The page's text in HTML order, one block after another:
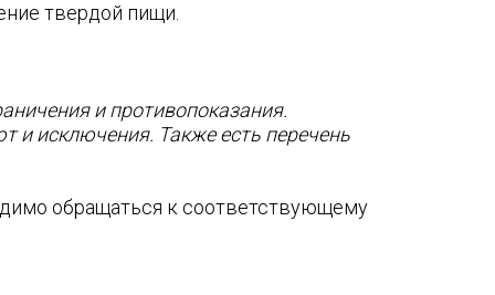
твердой пищи.
и противопоказания.
и исключения. Также есть перечень
обращаться к соответствующему